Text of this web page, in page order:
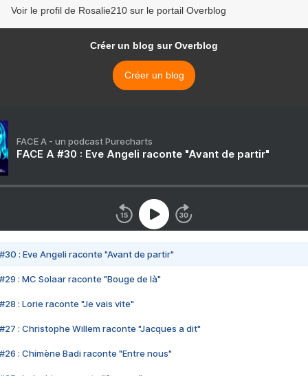
Voir le profil de Rosalie210 sur le portail Overblog
Créer un blog sur Overblog
Créer un blog
FACE A - un podcast Purecharts
FACE A #30 : Eve Angeli raconte "Avant de partir"
#30 : Eve Angeli raconte "Avant de partir"
#29 : MC Solaar raconte "Bouge de là"
#28 : Lorie raconte "Je vais vite"
#27 : Christophe Willem raconte "Jacques a dit"
#26 : Chimène Badi raconte "Entre nous"